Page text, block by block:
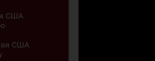
США
США